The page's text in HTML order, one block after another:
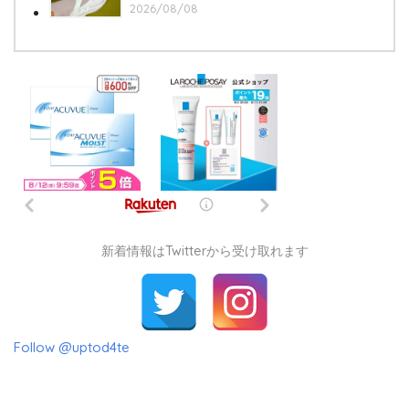
2026/08/08
新着情報はTwitterから受け取れます
Follow @uptod4te